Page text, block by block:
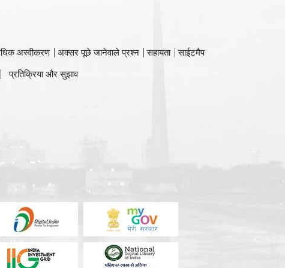
अस्वीकरण अक्सर पूछे जानेवाले प्रश्न सहायता
साईटमैप
प्रतिक्रिया और सुझाव